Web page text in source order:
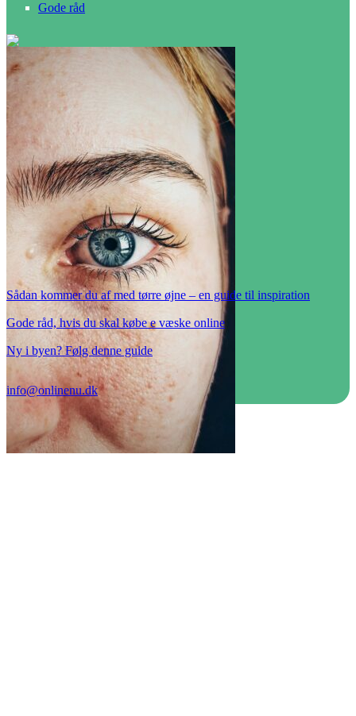
Gode råd
Sådan kommer du af med tørre øjne – en guide til inspiration
Gode råd, hvis du skal købe e væske online
Ny i byen? Følg denne guide
info@onlinenu.dk